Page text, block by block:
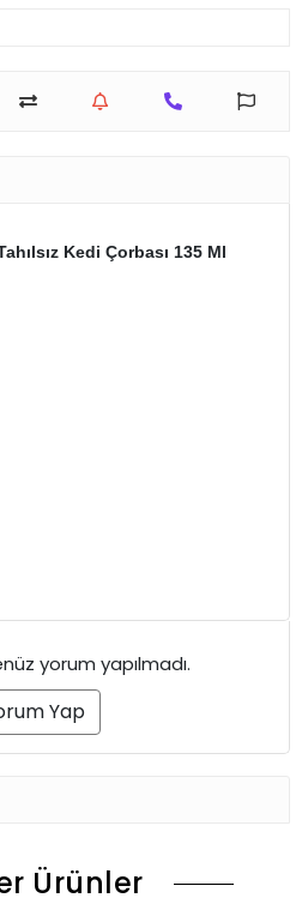
Kedi Çorbası 135 Ml
yorum yapılmadı.
Yap
Ürünler